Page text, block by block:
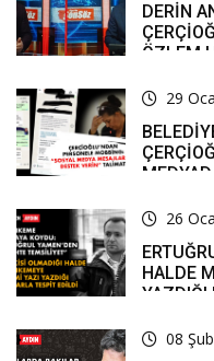
DERİN
ÖZLEM
29
26
HALDE
YAZDIĞI
08